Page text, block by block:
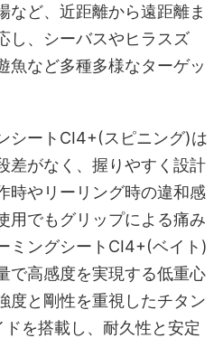
など、近距離から遠距離ま
し、シーバスやヒラスズ
魚など多種多様なターゲッ
シートCI4+(スピニング)は
差がなく、握りやすく設計
時やリーリング時の違和感
用でもグリップによる痛み
ミングシートCI4+(ベイト)
で高感度を実現する低重心
度と剛性を重視したチタン
を搭載し、耐久性と安定